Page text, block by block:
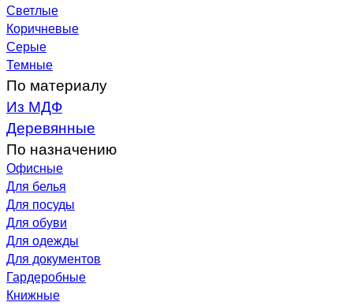
Светлые
Коричневые
Серые
Темные
По материалу
Из МДФ
Деревянные
По назначению
Офисные
Для белья
Для посуды
Для обуви
Для одежды
Для документов
Гардеробные
Книжные